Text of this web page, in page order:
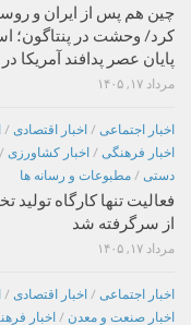
چین هم پس از ایران و
پایان عصر پدافند آمریکا
مرداد ۱۷, ۱۴۰۵
اخبار اجتماعی / اخبار اقتصادی /
اخبار فرهنگی / اخبار کشاورزی /
دستی / مطبوعات و رسانه ها
فعالیت تنها کارگاه
از سرگرفته شد
مرداد ۱۷, ۱۴۰۵
اخبار اجتماعی / اخبار اقتصادی /
اخبار صنعت و معدن / اخبار